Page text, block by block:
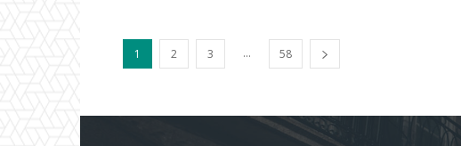
1 2 3 ... 58